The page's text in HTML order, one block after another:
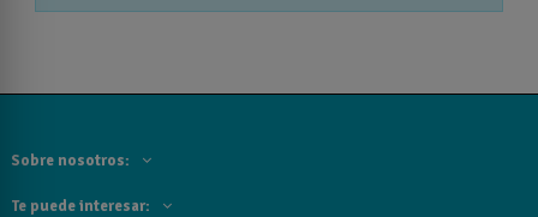
Sobre nosotros:
Te puede interesar: